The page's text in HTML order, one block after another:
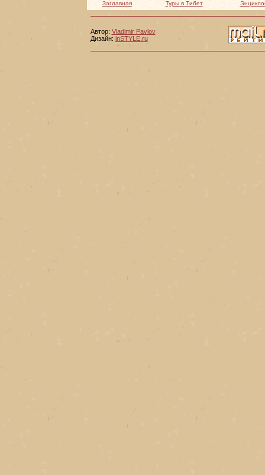
Заглавная Туры в Тибет
Автор: Vladimir Pavlov
Дизайн: inSTYLE.ru